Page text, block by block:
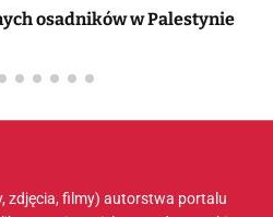
osadników w Palestynie
zdjęcia, filmy) autorstwa portalu